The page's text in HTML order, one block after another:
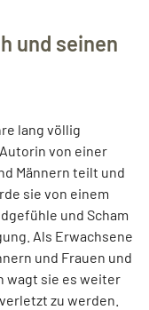
und seinen
lang völlig
von einer
Männern teilt und
sie von einem
und Scham
Als Erwachsene
und Frauen und
wagt sie es weiter
zu werden.